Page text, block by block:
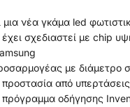
μια νέα γκάμα led
σχεδιαστεί με chip
με διάμετρο
από υπερτάσεις
πρόγραμμα οδήγησης